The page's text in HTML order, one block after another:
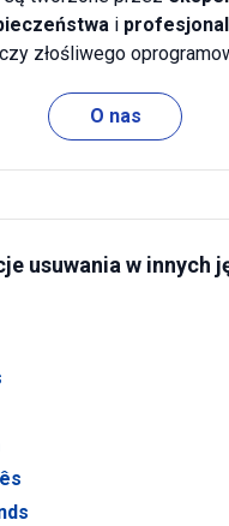
i
złośliwego
O nas
usuwania w innych